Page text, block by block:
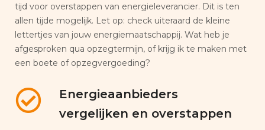
tijd voor overstappen van energieleverancier. Dit is ten
allen tijde mogelijk. Let op: check uiteraard de kleine
lettertjes van jouw energiemaatschappij. Wat heb je
afgesproken qua opzegtermijn, of krijg ik te maken met
een boete of opzegvergoeding?
Energieaanbieders
vergelijken en overstappen